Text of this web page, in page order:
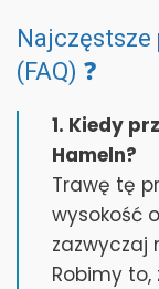
Najczęstsze
(FAQ) ❓
1. Kiedy
Hameln?
Trawę tę
wysokość
zazwyczaj
Robimy